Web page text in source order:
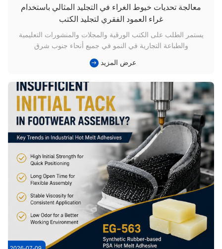
معالجة تحديات خيوط الغراء في التجليد المثالي باستخدام
غراء العمود الفقري لتجليد الكتب
يستمر الطلب على الكتب الورقية والمجلات والمنشورات التعليمية
والطباعة التجارية في النمو في جميع أنحاء جنوب شرق
ووضع الملصق غير المتساوي، وتماسك العمود الفقري، كل ما يمكن
عرض المزيد